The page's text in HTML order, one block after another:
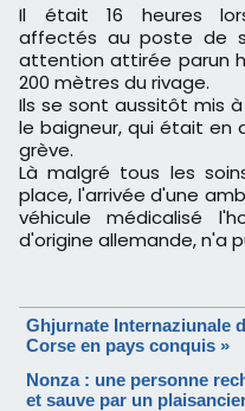
Il était 16 heures lorsque les sapeurs-pompiers
affectés au poste de
attention attirée parun
200 mètres du rivage.
Ils se sont aussitôt mis
le baigneur, qui était en
grève.
Là malgré tous les
place, l'arrivée d'une
véhicule médicalisé
d'origine allemande, n'a
Ghjurnate Internaziunale
Corse en pays conquis »
Nonza : une personne
et sauve par un